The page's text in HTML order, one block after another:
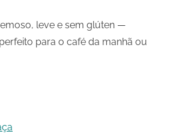
leve e sem glúten —
para o café da manhã ou